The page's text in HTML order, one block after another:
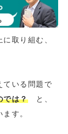
取り組む、
ている問題で
では？と、
す。